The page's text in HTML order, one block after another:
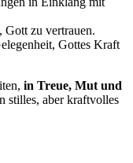
Gott zu vertrauen.
Gottes Kraft
in Treue, Mut und
stilles, aber kraftvolles